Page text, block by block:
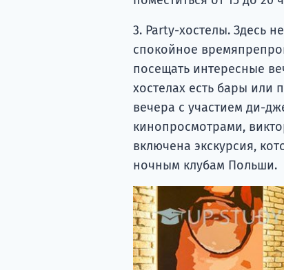
3. Party-хостелы. Здесь
спокойное
посещать интересные
хостелах есть бары или
вечера с участием ди-
кинопросмотрами,
включена экскурсия,
ночным клубам Польши.